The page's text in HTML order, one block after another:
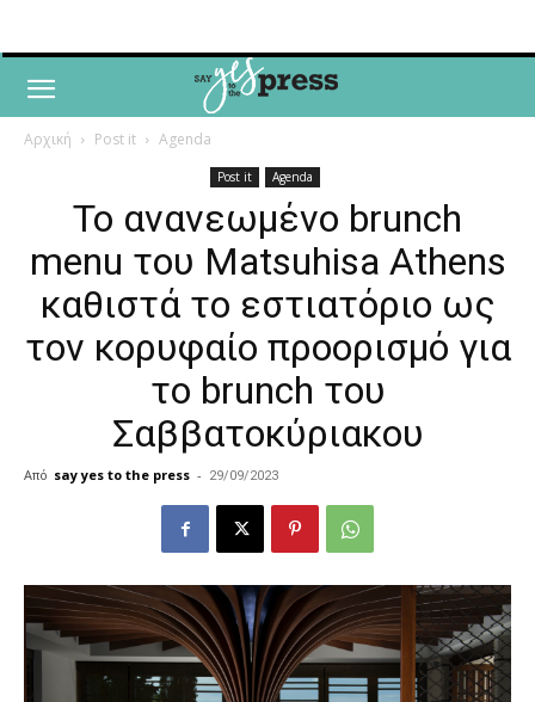
Αρχική Post it Agenda
Post it Agenda
Το ανανεωμένο brunch
menu του Matsuhisa Athens
καθιστά το εστιατόριο ως
τον κορυφαίο προορισμό για
το brunch του
Σαββατοκύριακου
Από say yes to the press - 29/09/2023